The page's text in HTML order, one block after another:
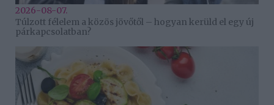
2026-08-07.
Túlzott félelem a közös jövőtől – hogyan kerüld el egy új
párkapcsolatban?